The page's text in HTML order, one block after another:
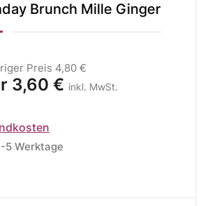
Brunch Mille Ginger
Preis 4,80 €
3,60 € inkl. MwSt.
5 Werktage